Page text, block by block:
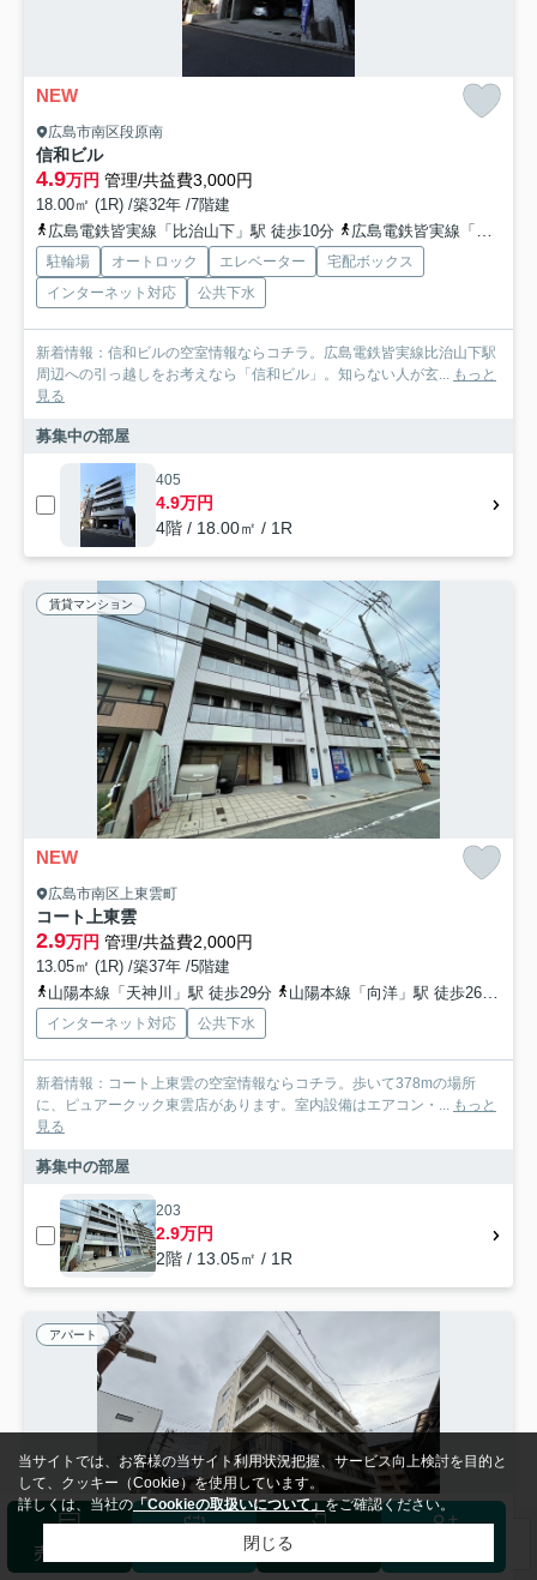
NEW
広島市南区段原南
信和ビル
4.9万円 管理/共益費3,000円
18.00㎡ (1R) /築32年 /7階建
広島電鉄皆実線「比治山下」駅 徒歩10分
広島電鉄皆実線「段原一丁目」駅 徒歩9分
駐輪場 オートロック エレベーター
宅配ボックス
インターネット対応
公共下水
新着情報：信和ビルの空室情報ならコチラ。広島電鉄皆実線比治山下駅
周辺への引っ越しをお考えなら「信和ビル」。知らない人が玄... もっと
見る
募集中の部屋
405
4.9万円
4階 / 18.00㎡ / 1R
賃貸マンション
NEW
広島市南区上東雲町
コート上東雲
2.9万円 管理/共益費2,000円
13.05㎡ (1R) /築37年 /5階建
山陽本線「天神川」駅 徒歩29分
山陽本線「向洋」駅 徒歩26分
インターネット対応 公共下水
新着情報：コート上東雲の空室情報ならコチラ。歩いて378mの場所
に、ピュアークック東雲店があります。室内設備はエアコン・... もっと
見る
募集中の部屋
203
2.9万円
2階 / 13.05㎡ / 1R
アパート
売却査定 ログイン
当サイトでは、お客様の当サイト利用状況把握、サービス向上検討を目的と
して、クッキー（Cookie）を使用しています。
詳しくは、当社の「Cookieの取扱いについて」をご確認ください。
閉じる